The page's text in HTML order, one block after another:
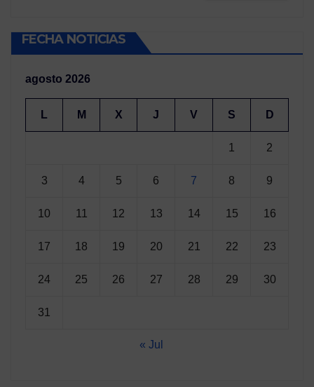
FECHA NOTICIAS
agosto 2026
L M X J V S D
1 2
3 4 5 6 7 8 9
10 11 12 13 14 15 16
17 18 19 20 21 22 23
24 25 26 27 28 29 30
31
« Jul